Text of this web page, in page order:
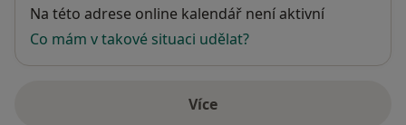
Dostupnost
Na této adrese online kalendář není aktivní
Co mám v takové situaci udělat?
Víceo adrese